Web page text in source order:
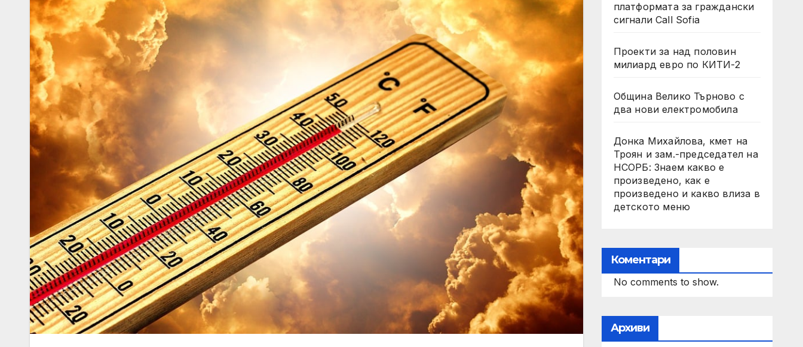
платформата за граждански
сигнали Call Sofia
Проекти за над половин
милиард евро по КИТИ-2
Община Велико Търново с
два нови електромобила
Донка Михайлова, кмет на
Троян и зам.-председател на
НСОРБ: Знаем какво е
произведено, как е
произведено и какво влиза в
детското меню
Коментари
No comments to show.
Архиви